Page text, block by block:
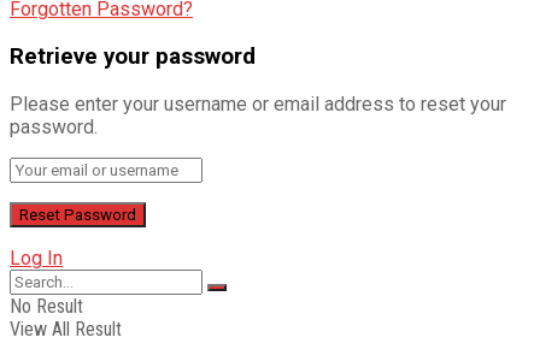
Forgotten Password?
Retrieve your password
Please enter your username or email address to reset your
password.
Log In
No Result
View All Result